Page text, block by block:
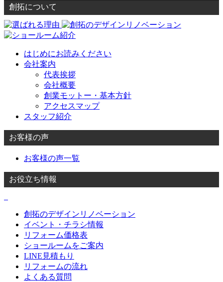
創拓について
はじめにお読みください
会社案内
代表挨拶
会社概要
創業モットー・基本方針
アクセスマップ
スタッフ紹介
お客様の声
お客様の声一覧
お役立ち情報
創拓のデザインリノベーション
イベント・チラシ情報
リフォーム価格表
ショールームをご案内
LINE見積もり
リフォームの流れ
よくある質問